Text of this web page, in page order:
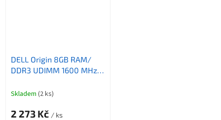
DELL Origin 8GB RAM/
DDR3 UDIMM 1600 MHz
PowerEdge R210 II/ T110
Skladem (2 ks)
2 273 Kč / ks